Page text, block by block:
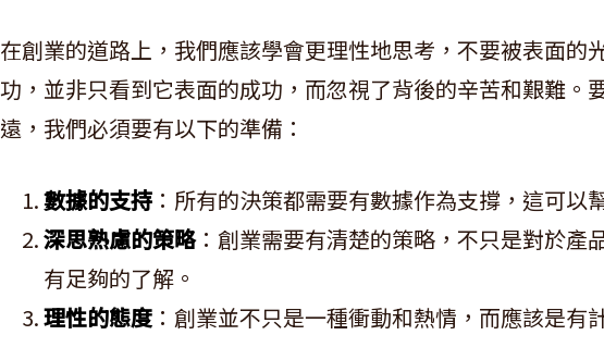
在創業的道路上，我們應該學會更理性地思考，不要被表面的
功，並非只看到它表面的成功，而忽視了背後的辛苦和艱難。
遠，我們必須要有以下的準備：
數據的支持 ：所有的決策都需要有數據作為支撐，這可以
深思熟慮的策略：創業需要有清楚的策略，不只是對於產
有足夠的了解。
理性的態度 ：創業並不只是一種衝動和熱情，而應該是有